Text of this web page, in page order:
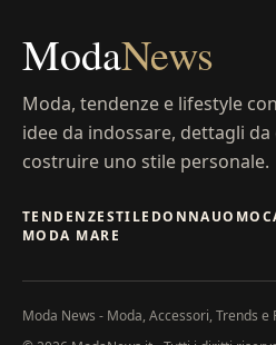
ModaNews
Moda, tendenze e lifestyle
idee da indossare, dettagli
costruire uno stile personale.
TENDENZESTILE DONNAUOMO
MODA MARE
Moda News - Moda, Accessori, Trends e